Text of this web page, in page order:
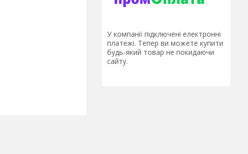
У компанії підключені електронні
платежі. Тепер ви можете купити
будь-який товар не покидаючи
сайту.